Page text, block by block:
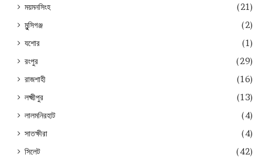
ময়মনসিংহ
(21)
মুন্সিগঞ্জ
(2)
যশোর
(1)
রংপুর
(29)
রাজশাহী
(16)
লক্ষ্মীপুর
(13)
লালমনিরহাট
(4)
সাতক্ষীরা
(4)
সিলেট
(42)